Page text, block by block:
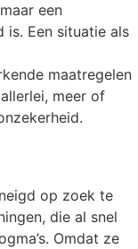
een
is. Een situatie als
maatregelen
meer of
op zoek te
die al snel
Omdat ze